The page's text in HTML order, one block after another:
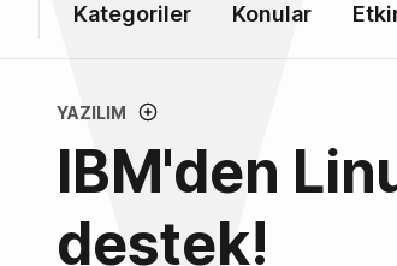
Kategoriler Konular
YAZILIM
IBM'den
destek!